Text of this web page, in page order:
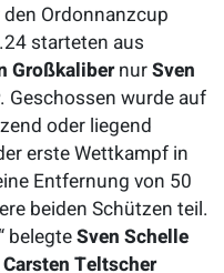
Ordonnanzcup
starteten aus
GroßkalibernurSven
. Geschossen wurde auf
oder liegend
erste Wettkampf in
Entfernung von 50
beiden Schützen teil.
belegteSven Schelle
Carsten Teltscher